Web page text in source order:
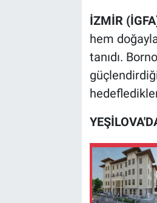
İZMİR
hem
tanıdı.